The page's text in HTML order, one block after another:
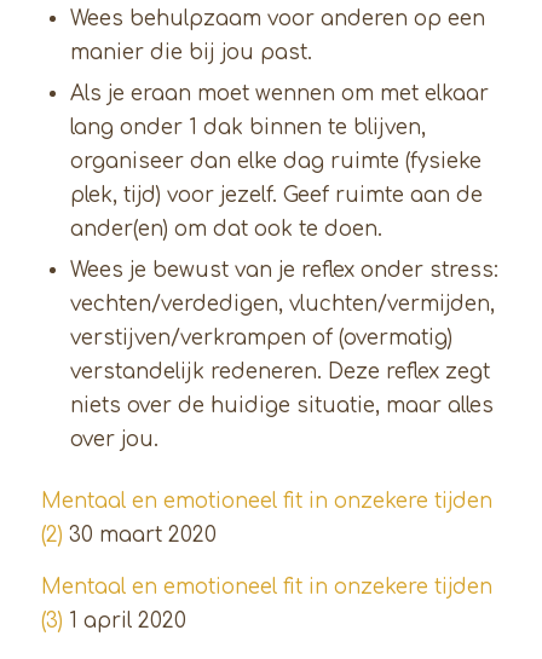
Wees behulpzaam voor anderen op een
manier die bij jou past.
Als je eraan moet wennen om met elkaar
lang onder 1 dak binnen te blijven,
organiseer dan elke dag ruimte (fysieke
plek, tijd) voor jezelf. Geef ruimte aan de
ander(en) om dat ook te doen.
Wees je bewust van je reflex onder stress:
vechten/verdedigen, vluchten/vermijden,
verstijven/verkrampen of (overmatig)
verstandelijk redeneren. Deze reflex zegt
niets over de huidige situatie, maar alles
over jou.
Mentaal en emotioneel fit in onzekere tijden
(2) 30 maart 2020
Mentaal en emotioneel fit in onzekere tijden
(3) 1 april 2020